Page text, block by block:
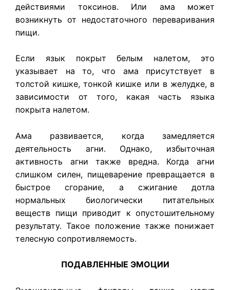
действиями токсинов. Или ама может
возникнуть от недостаточного переваривания
пищи.
Если язык покрыт белым налетом, это
указывает на то, что ама присутствует в
толстой кишке, тонкой кишке или в желудке, в
зависимости от того, какая часть языка
покрыта налетом.
Ама развивается, когда замедляется
деятельность агни. Однако, избыточная
активность агни также вредна. Когда агни
слишком силен, пищеварение превращается в
быстрое сгорание, а сжигание дотла
нормальных биологически питательных
веществ пищи приводит к опустошительному
результату. Такое положение также понижает
телесную сопротивляемость.
ПОДАВЛЕННЫЕ ЭМОЦИИ